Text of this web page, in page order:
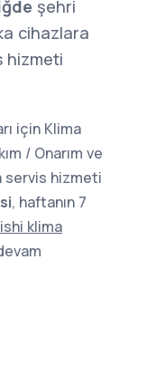
şehri
cihazlara
hizmeti
için Klima
/ Onarım ve
servis hizmeti
, haftanın 7
klima